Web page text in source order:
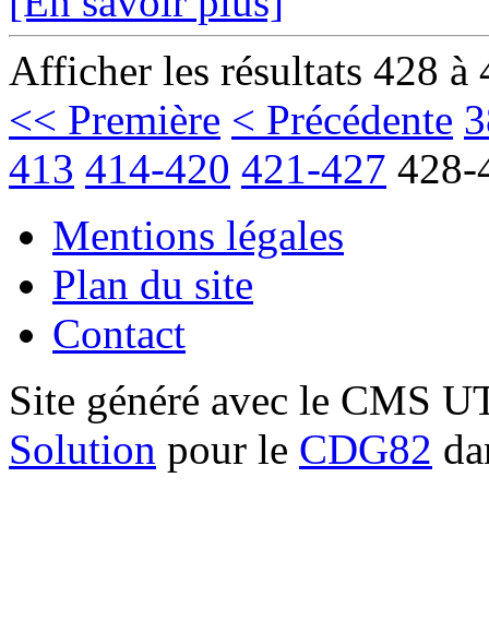
Afficher les résultats 428 à
<< Première < Précédente
413 414-420 421-427 428-
Mentions légales
Plan du site
Contact
Site généré avec le CMS
Solution pour le CDG82